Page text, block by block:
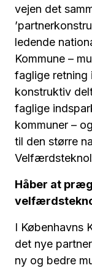
vejen det
ledende
Kommune –
faglige retning
konstruktiv
faglige
kommuner –
til den større
Håber at
I Københavns
det nye
ny og bedre